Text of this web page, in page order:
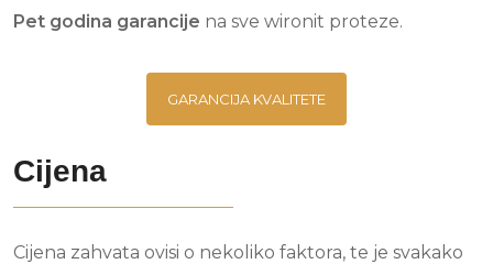
Pet godina garancije na sve wironit proteze.
GARANCIJA KVALITETE
Cijena
Cijena zahvata ovisi o nekoliko faktora, te je svakako